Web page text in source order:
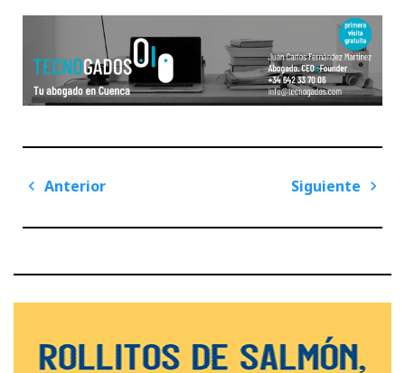
Navegación
entradas
Anterior
Siguiente